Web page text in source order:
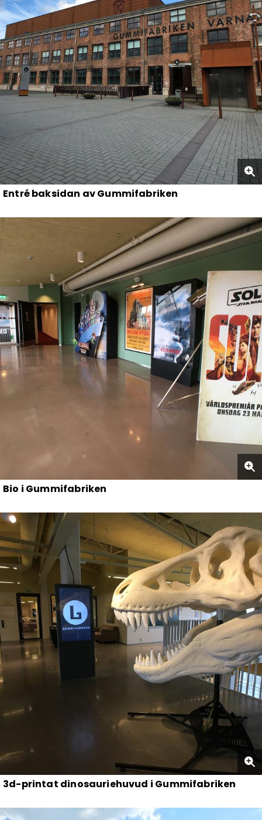
Entré baksidan av Gummifabriken
Bio i Gummifabriken
3d-printat dinosauriehuvud i Gummifabriken